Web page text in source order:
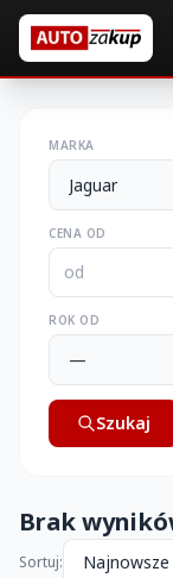
MARKA
CENA OD
ROK OD
Szukaj
Brak
Sortuj: